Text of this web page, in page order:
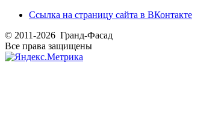
Ссылка на страницу сайта в ВКонтакте
© 2011-2026 Гранд-Фасад
Все права защищены